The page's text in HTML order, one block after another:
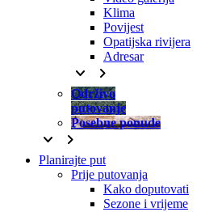
Klima
Povijest
Opatijska rivijera
Adresar
keyboard_arrow_down keyboard_arrow_right
Održivo
putovanje
Posebne ponude
keyboard_arrow_down keyboard_arrow_right
Planirajte put
Prije putovanja
Kako doputovati
Sezone i vrijeme